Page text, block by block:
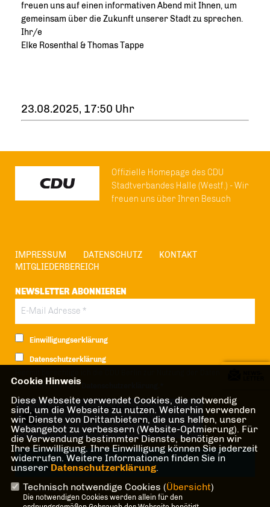
freuen uns auf einen informativen Abend mit Ihnen, um
gemeinsam über die Zukunft unserer Stadt zu sprechen.
Ihr/e
Elke Rosenthal & Thomas Tappe
23.08.2025, 17:50 Uhr
Offizielle Homepage des CDU
Stadtverbandes Halle (Westf.) - Wir
freuen uns über Ihren Besuch
IMPRESSUM DATENSCHUTZ
KONTAKT
MITGLIEDERBEREICH
NEWSLETTER ABONNIEREN
Einwilligungserklärung
Datenschutzerklärung
der nachfolgenden
Anti-Roboter-Verifizierung
Hier klicken
FriendlyCaptcha ⇗
* Pflichtfeld!
Cookie Hinweis
Diese Webseite verwendet Cookies, die notwendig
sind, um die Webseite zu nutzen. Weiterhin verwenden
wir Dienste von Drittanbietern, die uns helfen, unser
Webangebot zu verbessern (Website-Optmierung). Für
die Verwendung bestimmter Dienste, benötigen wir
Ihre Einwilligung. Ihre Einwilligung können Sie jederzeit
widerrufen. Weitere Informationen finden Sie in
unserer Datenschutzerklärung.
Technisch notwendige Cookies (Übersicht)
Die notwendigen Cookies werden allein für den